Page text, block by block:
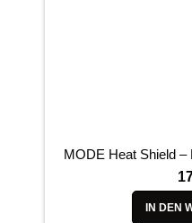
MODE Heat Shield
IN DEN